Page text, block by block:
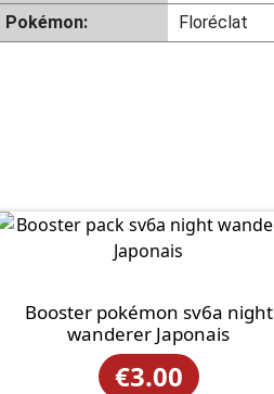
Pokémon: Floréclat
Booster pokémon sv6a night
wanderer Japonais
€3.00